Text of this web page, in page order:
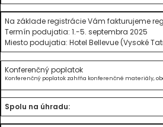
Na základe registrácie Vám fakturujeme
Termín podujatia: 1.-5. septembra 2025
Miesto podujatia: Hotel Bellevue (Vysoké
Konferenčný poplatok
Konferenčný poplatok zahŕňa konferenčné materiály,
Spolu na úhradu: